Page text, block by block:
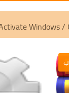
v3.10 |